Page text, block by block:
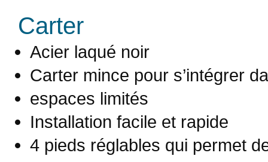
Carter
Acier laqué noir
Carter mince pour s’intégrer
espaces limités
Installation facile et rapide
4 pieds réglables qui permet